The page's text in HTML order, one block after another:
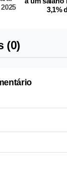
3,1%
(0)